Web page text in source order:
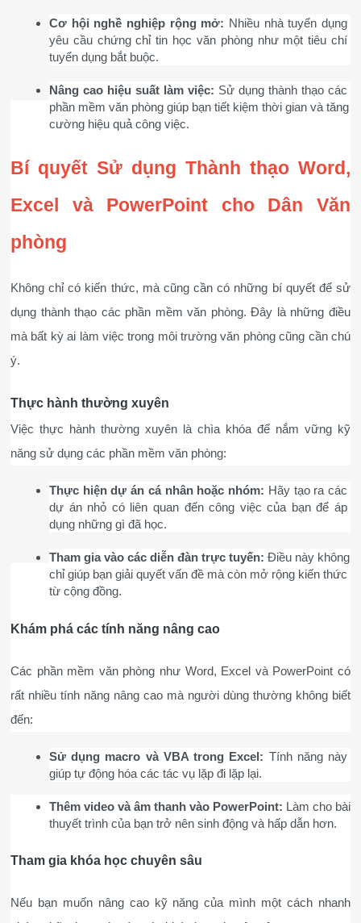
Cơ hội nghề nghiệp rộng mở: Nhiều nhà tuyển dụng
yêu cầu chứng chỉ tin học văn phòng như một tiêu chí
tuyển dụng bắt buộc.
Nâng cao hiệu suất làm việc: Sử dụng thành thạo các
phần mềm văn phòng giúp bạn tiết kiệm thời gian và tăng
cường hiệu quả công việc.
Bí quyết Sử dụng Thành thạo Word,
Excel và PowerPoint cho Dân Văn
phòng
Không chỉ có kiến thức, mà cũng cần có những bí quyết để sử
dụng thành thạo các phần mềm văn phòng. Đây là những điều
mà bất kỳ ai làm việc trong môi trường văn phòng cũng cần chú
ý.
Thực hành thường xuyên
Việc thực hành thường xuyên là chìa khóa để nắm vững kỹ
năng sử dụng các phần mềm văn phòng:
Thực hiện dự án cá nhân hoặc nhóm: Hãy tạo ra các
dự án nhỏ có liên quan đến công việc của bạn để áp
dụng những gì đã học.
Tham gia vào các diễn đàn trực tuyến: Điều này không
chỉ giúp bạn giải quyết vấn đề mà còn mở rộng kiến thức
từ cộng đồng.
Khám phá các tính năng nâng cao
Các phần mềm văn phòng như Word, Excel và PowerPoint có
rất nhiều tính năng nâng cao mà người dùng thường không biết
đến:
Sử dụng macro và VBA trong Excel: Tính năng này
giúp tự động hóa các tác vụ lặp đi lặp lại.
Thêm video và âm thanh vào PowerPoint: Làm cho bài
thuyết trình của bạn trở nên sinh động và hấp dẫn hơn.
Tham gia khóa học chuyên sâu
Nếu bạn muốn nâng cao kỹ năng của mình một cách nhanh